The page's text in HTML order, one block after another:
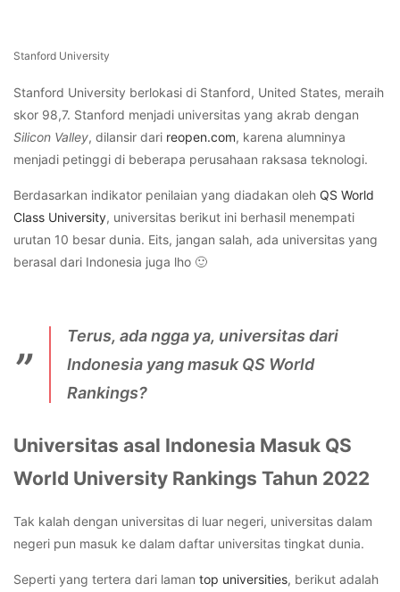
Stanford University
Stanford University berlokasi di Stanford, United States, meraih
skor 98,7. Stanford menjadi universitas yang akrab dengan
Silicon Valley, dilansir dari reopen.com, karena alumninya
menjadi petinggi di beberapa perusahaan raksasa teknologi.
Berdasarkan indikator penilaian yang diadakan oleh QS World
Class University, universitas berikut ini berhasil menempati
urutan 10 besar dunia. Eits, jangan salah, ada universitas yang
berasal dari Indonesia juga lho 🙂
Terus, adangga ya, universitas dari
Indonesia yang masukQS World
Rankings?
Universitas asal Indonesia Masuk QS
World University Rankings Tahun 2022
Tak kalah dengan universitas di luar negeri, universitas dalam
negeri pun masuk ke dalam daftar universitas tingkat dunia.
Seperti yang tertera dari laman top universities, berikut adalah